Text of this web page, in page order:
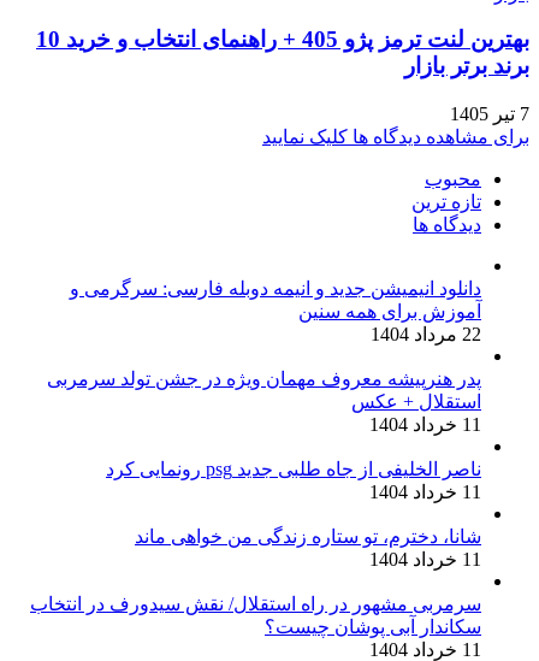
بهترین لنت ترمز پژو 405 + راهنمای انتخاب و خرید 10
برند برتر بازار
7 تیر 1405
برای مشاهده دیدگاه ها کلیک نمایید
محبوب
تازه ترین
دیدگاه ها
دانلود انیمیشن جدید و انیمه دوبله فارسی: سرگرمی و
آموزش برای همه سنین
22 مرداد 1404
پدر هنرپیشه معروف مهمان ویژه در جشن تولد سرمربی
استقلال + عکس
11 خرداد 1404
ناصر الخلیفی از جاه طلبی جدید psg رونمایی کرد
11 خرداد 1404
شانا، دخترم، تو ستاره زندگی من خواهی ماند
11 خرداد 1404
سرمربی مشهور در راه استقلال/ نقش سیدورف در انتخاب
سکاندار آبی پوشان چیست؟
11 خرداد 1404